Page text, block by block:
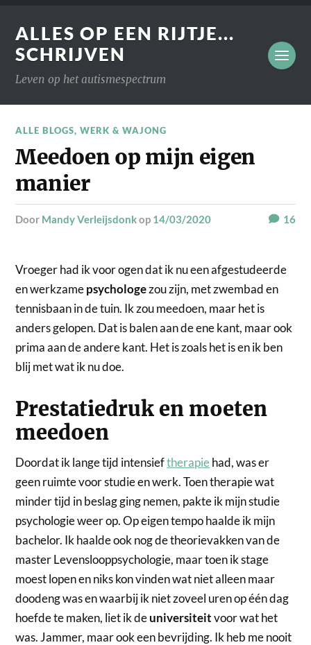
ALLES OP EEN RIJTJE...
SCHRIJVEN
Leven op het autismespectrum
ALLE BLOGS,WERK & WAJONG
Meedoen op mijn eigen
manier
door Mandy Verleijsdonkop 14/03/2020 16
Vroeger had ik voor ogen dat ik nu een afgestudeerde
en werkzamepsychologezou zijn, met zwembad en
tennisbaan in de tuin. Ik zou meedoen, maar het is
anders gelopen. Dat is balen aan de ene kant, maar ook
prima aan de andere kant. Het is zoals het is en ik ben
blij met wat ik nu doe.
Prestatiedruk en moeten
meedoen
Doordat ik lange tijd intensieftherapiehad, was er
geen ruimte voor studie en werk. Toen therapie wat
minder tijd in beslag ging nemen, pakte ik mijn studie
psychologie weer op. Op eigen tempo haalde ik mijn
bachelor. Ik haalde ook nog de theorievakken van de
master Levenslooppsychologie, maar toen ik stage
moest lopen en niks kon vinden wat niet alleen maar
doodeng was en waarbij ik niet zoveel uren op één dag
hoefde te maken, liet ik deuniversiteitvoor wat het
was. Jammer, maar ook een bevrijding. Ik heb me nooit